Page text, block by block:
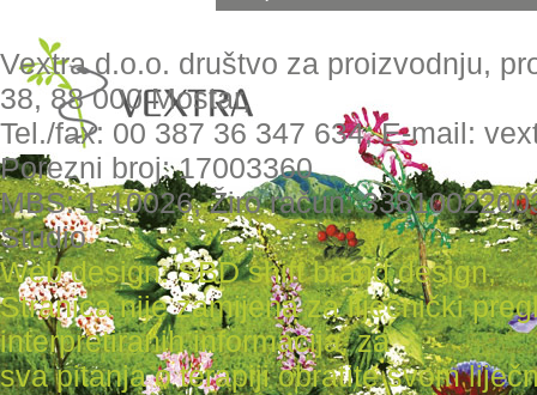
Vextra d.o.o. društvo za proizvodnju,
38, 88 000 Mostar,
Tel./fax: 00 387 36 347 634, E-mail:
Porezni broj: 17003360
MBS: 1-10026, Žiro račun:
Studio
Web design: SBD shift brand design,
Stranica nije zamijena za liječnički
interpretiranih informacija, za
sva pitanja o terapiji obratite svom